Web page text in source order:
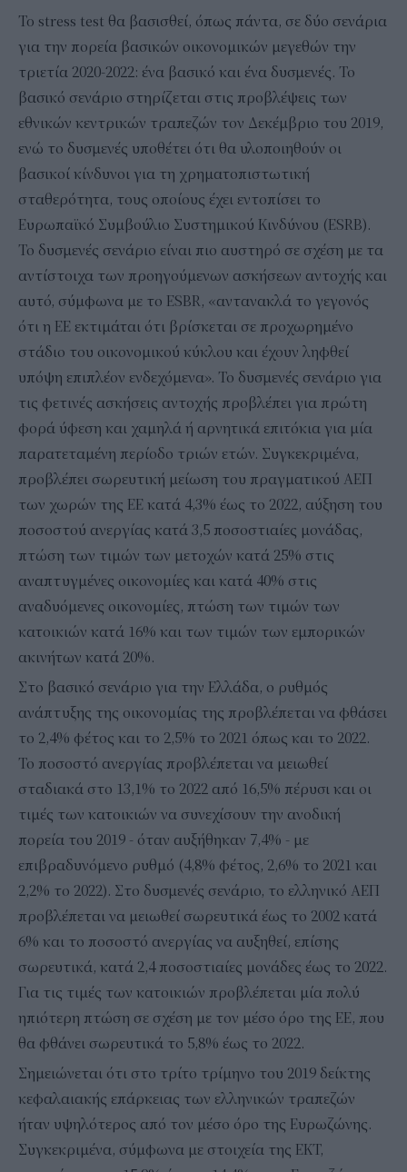
To stress test θα βασισθεί, όπως πάντα, σε δύο σενάρια
για την πορεία βασικών οικονομικών μεγεθών την
τριετία 2020-2022: ένα βασικό και ένα δυσμενές. Το
βασικό σενάριο στηρίζεται στις προβλέψεις των
εθνικών κεντρικών τραπεζών τον Δεκέμβριο του 2019,
ενώ το δυσμενές υποθέτει ότι θα υλοποιηθούν οι
βασικοί κίνδυνοι για τη χρηματοπιστωτική
σταθερότητα, τους οποίους έχει εντοπίσει το
Ευρωπαϊκό Συμβούλιο Συστημικού Κινδύνου (ESRB).
Το δυσμενές σενάριο είναι πιο αυστηρό σε σχέση με τα
αντίστοιχα των προηγούμενων ασκήσεων αντοχής και
αυτό, σύμφωνα με το ESBR, «αντανακλά το γεγονός
ότι η ΕΕ εκτιμάται ότι βρίσκεται σε προχωρημένο
στάδιο του οικονομικού κύκλου και έχουν ληφθεί
υπόψη επιπλέον ενδεχόμενα». Το δυσμενές σενάριο για
τις φετινές ασκήσεις αντοχής προβλέπει για πρώτη
φορά ύφεση και χαμηλά ή αρνητικά επιτόκια για μία
παρατεταμένη περίοδο τριών ετών. Συγκεκριμένα,
προβλέπει σωρευτική μείωση του πραγματικού ΑΕΠ
των χωρών της ΕΕ κατά 4,3% έως το 2022, αύξηση του
ποσοστού ανεργίας κατά 3,5 ποσοστιαίες μονάδας,
πτώση των τιμών των μετοχών κατά 25% στις
αναπτυγμένες οικονομίες και κατά 40% στις
αναδυόμενες οικονομίες, πτώση των τιμών των
κατοικιών κατά 16% και των τιμών των εμπορικών
ακινήτων κατά 20%.
Στο βασικό σενάριο για την Ελλάδα, ο ρυθμός
ανάπτυξης της οικονομίας της προβλέπεται να φθάσει
το 2,4% φέτος και το 2,5% το 2021 όπως και το 2022.
Το ποσοστό ανεργίας προβλέπεται να μειωθεί
σταδιακά στο 13,1% το 2022 από 16,5% πέρυσι και οι
τιμές των κατοικιών να συνεχίσουν την ανοδική
πορεία του 2019 - όταν αυξήθηκαν 7,4% - με
επιβραδυνόμενο ρυθμό (4,8% φέτος, 2,6% το 2021 και
2,2% το 2022). Στο δυσμενές σενάριο, το ελληνικό ΑΕΠ
προβλέπεται να μειωθεί σωρευτικά έως το 2002 κατά
6% και το ποσοστό ανεργίας να αυξηθεί, επίσης
σωρευτικά, κατά 2,4 ποσοστιαίες μονάδες έως το 2022.
Για τις τιμές των κατοικιών προβλέπεται μία πολύ
ηπιότερη πτώση σε σχέση με τον μέσο όρο της ΕΕ, που
θα φθάνει σωρευτικά το 5,8% έως το 2022.
Σημειώνεται ότι στο τρίτο τρίμηνο του 2019 δείκτης
κεφαλαιακής επάρκειας των ελληνικών τραπεζών
ήταν υψηλότερος από τον μέσο όρο της Ευρωζώνης.
Συγκεκριμένα, σύμφωνα με στοιχεία της ΕΚΤ,